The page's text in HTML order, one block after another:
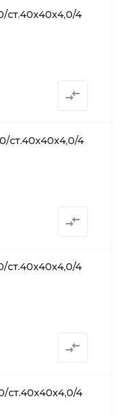
ст.40х40х4,0/4
ст.40х40х4,0/4
ст.40х40х4,0/4
ст.40х40х4,0/4